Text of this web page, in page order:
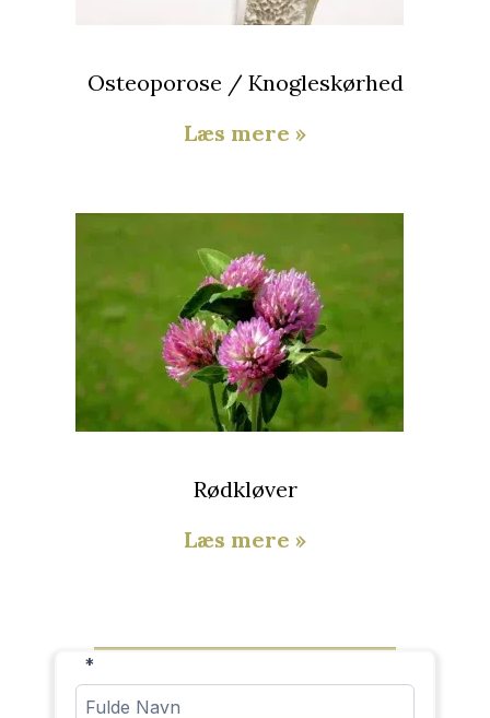
Osteoporose / Knogleskørhed
Læs mere »
Rødkløver
Læs mere »
*